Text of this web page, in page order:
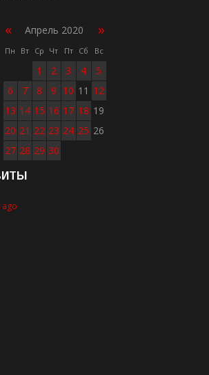
« Апрель 2020 »
Пн Вт Ср Чт Пт Сб Вс
1 2 3 4
5
6
7 8 9 10 11 12
13 14 15 16 17 18 19
20 21 22 23 24 25 26
27 28 29 30